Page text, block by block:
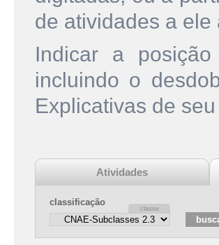
de atividades a ele
Indicar a
incluindo o
Explicativas de
Atividades
classificação